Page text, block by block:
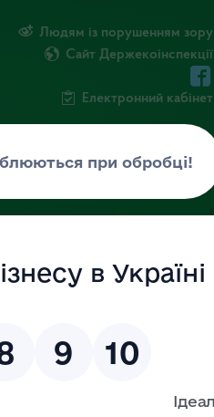
Людям із порушенням зору
Сайт Держекоінспекції
Електронний кабінет